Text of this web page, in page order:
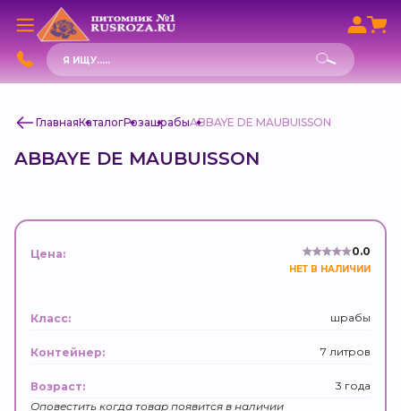
Поиск
товаров
ГлавнаяКаталогРозашрабыABBAYE DE MAUBUISSON
ABBAYE DE MAUBUISSON
Цена: 0.0
НЕТ В НАЛИЧИИ
Класс: шрабы
Контейнер: 7 литров
Возраст:
3 года
Оповестить когда товар появится в наличии